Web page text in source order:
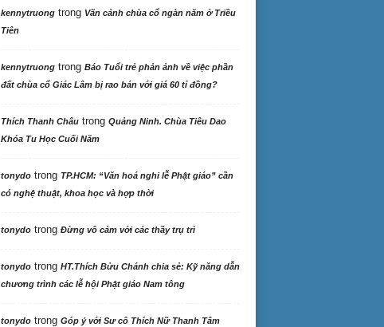
kennytruongtrong Vãn cảnh chùa cổ ngàn năm ở Triều
Tiên
kennytruongtrong Báo Tuổi trẻ phản ảnh về việc phần
đất chùa cổ Giác Lâm bị rao bán với giá 60 tỉ đồng?
Thích Thanh Châutrong Quảng Ninh. Chùa Tiêu Dao
Khóa Tu Học Cuối Năm
tonydotrong TP.HCM: “Văn hoá nghi lễ Phật giáo” cần
có nghệ thuật, khoa học và hợp thời
tonydotrong Đừng vô cảm với các thầy trụ trì
tonydotrong HT.Thích Bửu Chánh chia sẻ: Kỹ năng dẫn
chương trình các lễ hội Phật giáo Nam tông
tonydotrong Góp ý với Sư cô Thích Nữ Thanh Tâm